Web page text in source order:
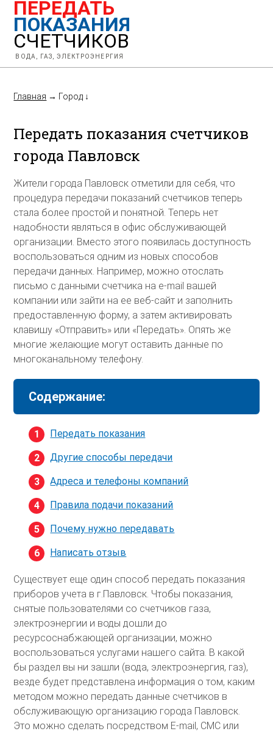
ПЕРЕДАТЬ
ПОКАЗАНИЯ
СЧЕТЧИКОВ
ВОДА, ГАЗ, ЭЛЕКТРОЭНЕРГИЯ
Главная → Город ↓
Передать показания счетчиков
города Павловск
Жители города Павловск отметили для себя, что
процедура передачи показаний счетчиков теперь
стала более простой и понятной. Теперь нет
надобности являться в офис обслуживающей
организации. Вместо этого появилась доступность
воспользоваться одним из новых способов
передачи данных. Например, можно отослать
письмо с данными счетчика на e-mail вашей
компании или зайти на ее веб-сайт и заполнить
предоставленную форму, а затем активировать
клавишу «Отправить» или «Передать». Опять же
многие желающие могут оставить данные по
многоканальному телефону.
Содержание:
Передать показания
Другие способы передачи
Адреса и телефоны компаний
Правила подачи показаний
Почему нужно передавать
Написать отзыв
Существует еще один способ передать показания
приборов учета в г.Павловск. Чтобы показания,
снятые пользователями со счетчиков газа,
электроэнергии и воды дошли до
ресурсоснабжающей организации, можно
воспользоваться услугами нашего сайта. В какой
бы раздел вы ни зашли (вода, электроэнергия, газ),
везде будет представлена информация о том, каким
методом можно передать данные счетчиков в
обслуживающую организацию города Павловск.
Это можно сделать посредством E-mail, СМС или